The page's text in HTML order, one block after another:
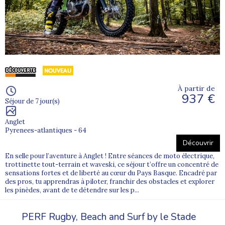
d’âge.
La vie en collectivité permet aux enfants comme aux ados de
s’intégrer facilement, de créer des liens forts et de développer
leur confiance en eux, dans un environnement bienveillant.
Des colonies mer et océan pour vivre
l’aventure
Partir encolonie de vacances proche de la mer ou de l’océan
c’est vivre une véritable aventure. Les jeunes développent à la fois
leurs compétences sportives et leur savoir-être. La colonie
devient alors uneexpérience de vie marquante
l’autonomie et l’ouverture aux autres.
Des sports nautiques accessibles aux enfants et
aux ados
Surf, voile, kayak, baignades et jeux de plage : les
répondent au besoin de sensations, de liberté et de découverte
propre à l’enfance et à l’adolescence.
Séjour de 7 jour(s)
Anglet
Pyrenees-atlantiques - 64
À partir de
937 €
Découvrir
En selle pour l’aventure à Anglet ! Entre séances de moto électrique,
trottinette tout-terrain et waveski, ce séjour t’offre un concentré de
sensations fortes et de liberté au cœur du Pays Basque. Encadré par
des pros, tu apprendras à piloter, franchir des obstacles et explorer
les pinèdes, avant de te détendre sur les p...
PERF Rugby, Beach and Surf by le Stade